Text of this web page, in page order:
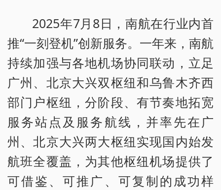
2025年7月8日，南航在行业内首
推“一刻登机”创新服务。一年来，南航
持续加强与各地机场协同联动，立足
广州、北京大兴双枢纽和乌鲁木齐西
部门户枢纽，分阶段、有节奏地拓宽
服务站点及服务航线，并率先在广
州、北京大兴两大枢纽实现国内始发
航班全覆盖，为其他枢纽机场提供了
可借鉴、可推广、可复制的成功样